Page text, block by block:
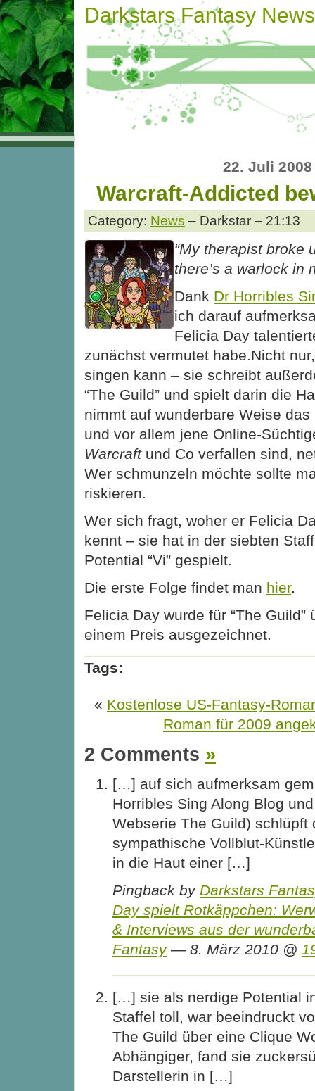
Darkstars Fantasy News
22. Juli 2008
Warcraft-Addicted
Category: News – Darkstar – 21:13
“My therapist
there’s a warlock in
Dank Dr Horribles
ich darauf
Felicia Day
zunächst vermutet habe.Nicht
singen kann – sie schreibt
“The Guild” und spielt darin die
nimmt auf wunderbare Weise das
und vor allem jene Online-
Warcraftund Co verfallen sind,
Wer schmunzeln möchte sollte
riskieren.
Wer sich fragt, woher er Felicia
kennt – sie hat in der siebten
Potential “Vi” gespielt.
Die erste Folge findet man hier.
Felicia Day wurde für “The
einem Preis ausgezeichnet.
Tags:
« Kostenlose US-Fantasy-
Roman für 2009
2 Comments »
[…] auf sich aufmerksam
Horribles Sing Along Blog
Webserie The Guild) schlüpft
sympathische Vollblut-
in die Haut einer […]
Pingback by Darkstars
Day spielt Rotkäppchen:
& Interviews aus der
Fantasy— 8. März 2010 @
[…] sie als nerdige Potential
Staffel toll, war beeindruckt
The Guild über eine Clique
Abhängiger, fand sie
Darstellerin in […]